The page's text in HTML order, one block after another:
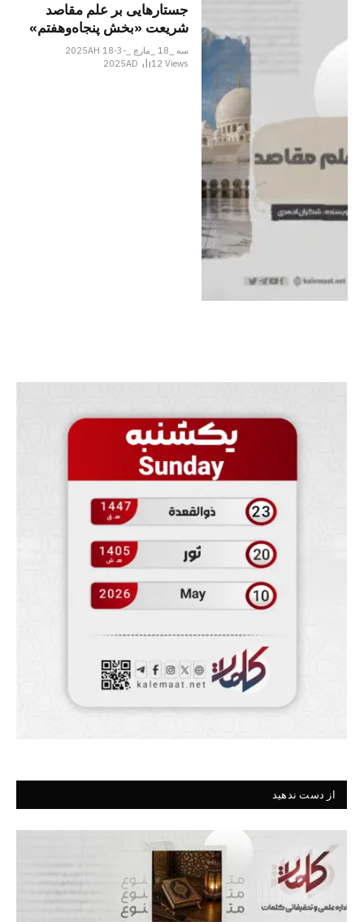
جستارهایی بر علم مقاصد
شریعت «بخش پنجاه‌وهفتم»
سه _18 _مارچ _2025AH 18-3-
2025AD
12Views
از دست ندهید